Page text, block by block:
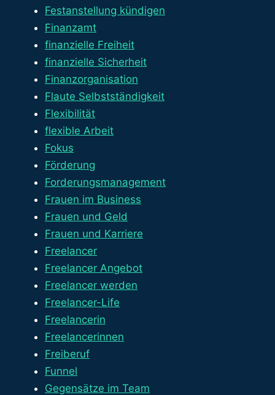
Festanstellung kündigen
Finanzamt
finanzielle Freiheit
finanzielle Sicherheit
Finanzorganisation
Flaute Selbstständigkeit
Flexibilität
flexible Arbeit
Fokus
Förderung
Forderungsmanagement
Frauen im Business
Frauen und Geld
Frauen und Karriere
Freelancer
Freelancer Angebot
Freelancer werden
Freelancer-Life
Freelancerin
Freelancerinnen
Freiberuf
Funnel
Gegensätze im Team